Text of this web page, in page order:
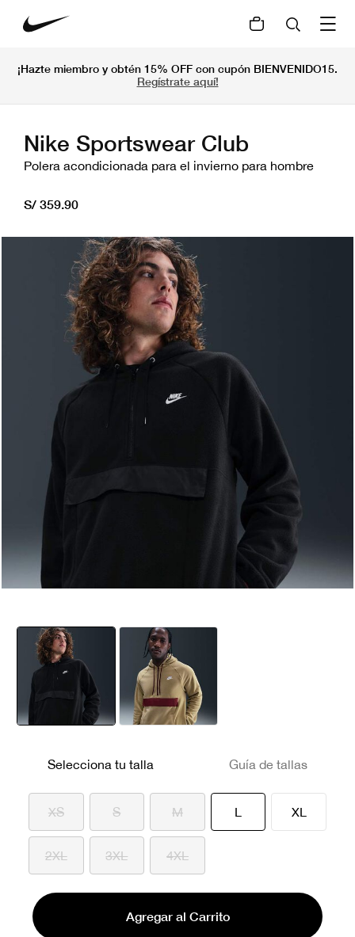
¡Hazte miembro y obtén 15% OFF con cupón BIENVENIDO15.
Regístrate aquí!
Nike Sportswear Club
Polera acondicionada para el invierno para hombre
S/ 359.90
Selecciona tu talla Guía de tallas
XS S M L seleccionado
XL
2XL 3XL 4XL
Agregar al Carrito